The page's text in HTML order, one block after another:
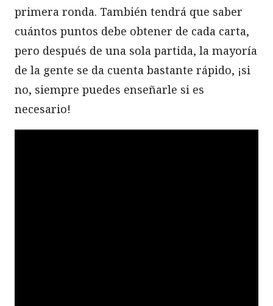
primera ronda. También tendrá que saber
cuántos puntos debe obtener de cada carta,
pero después de una sola partida, la mayoría
de la gente se da cuenta bastante rápido, ¡si
no, siempre puedes enseñarle si es
necesario!